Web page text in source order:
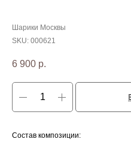
Шарики Москвы
SKU: 000621
6 900 р.
Состав композиции: